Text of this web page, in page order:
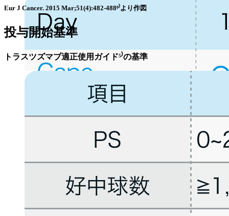
Eur J Cancer. 2015 Mar;51(4):482-488⁶⁾より作図
投与開始基準
トラスツズマブ適正使用ガイド⁵⁾の基準